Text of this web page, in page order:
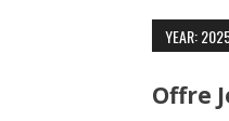
YEAR:
Offre